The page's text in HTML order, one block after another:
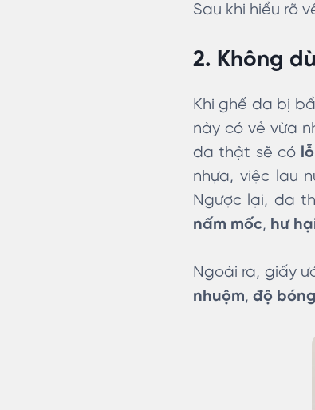
Sau khi hiểu rõ
2. Không
Khi ghế da bị
này có vẻ vừa
da thật sẽ có
nhựa, việc lau
Ngược lại, da
nấm mốc, hư
Ngoài ra, giấy
nhuộm, độ bóng